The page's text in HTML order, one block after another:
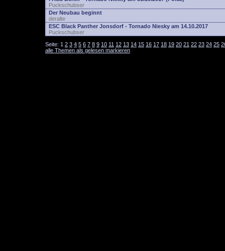
Puckschubser
Der Neubau beginnt
deralte
ESC Black Panther Jonsdorf - Tornado Niesky am 14.10.2017
Puckschubser
Seite: 1 2 3 4 5 6 7 8 9 10 11 12 13 14 15 16 17 18 19 20 21 22 23 24 25
alle Themen als gelesen markieren